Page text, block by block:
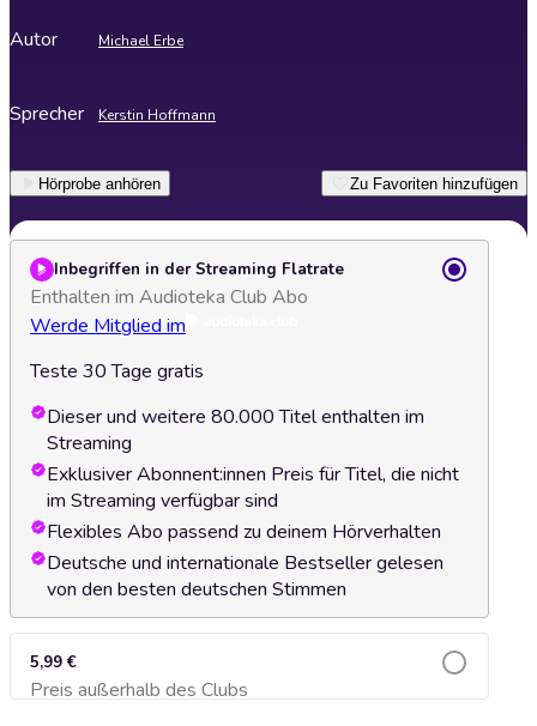
Autor Michael Erbe
Sprecher Kerstin Hoffmann
Hörprobe anhören Zu Favoriten hinzufügen
Inbegriffen in der Streaming Flatrate
Enthalten im Audioteka Club Abo
Werde Mitglied im
Teste 30 Tage gratis
Dieser und weitere 80.000 Titel enthalten im
Streaming
Exklusiver Abonnent:innen Preis für Titel, die nicht
im Streaming verfügbar sind
Flexibles Abo passend zu deinem Hörverhalten
Deutsche und internationale Bestseller gelesen
von den besten deutschen Stimmen
5,99 €
Preis außerhalb des ClubsZum Warenkorb hinzufügen